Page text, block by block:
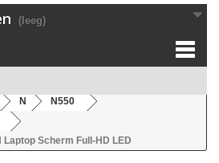
(leeg)
N
N550
Scherm Full-HD LED